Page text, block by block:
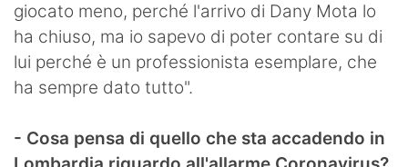
giocato meno, perché l'arrivo di Dany Mota lo
ha chiuso, ma io sapevo di poter contare su di
lui perché è un professionista esemplare, che
ha sempre dato tutto".
- Cosa pensa di quello che sta accadendo in